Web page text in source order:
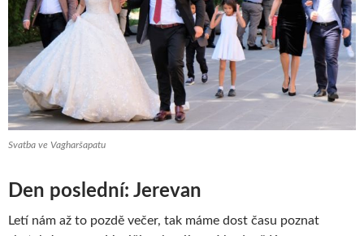
Svatba ve Vagharšapatu
Den poslední: Jerevan
Letí nám až to pozdě večer, tak máme dost času poznat